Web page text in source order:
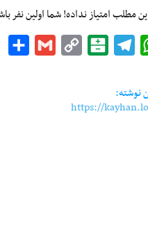
مطلب امتیاز نداده! شما اولین نفر
WhatsApp
Telegram
Balatarin
Copy
Gmail
نوشته:
https://